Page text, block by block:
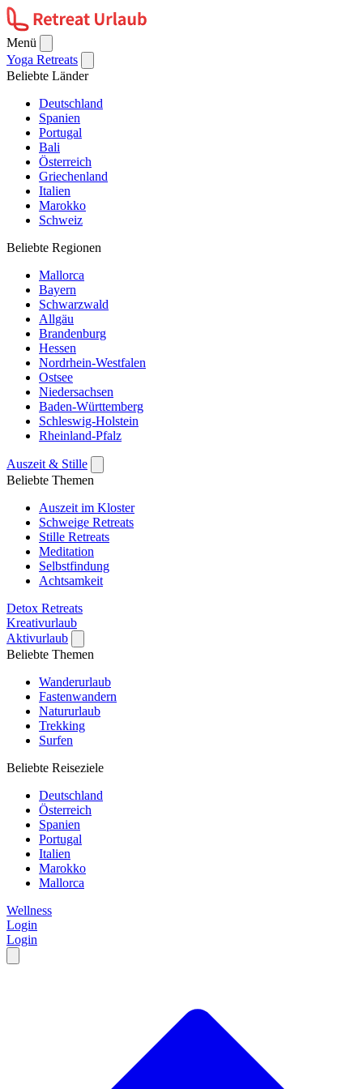
Menü
Yoga Retreats
Beliebte Länder
Deutschland
Spanien
Portugal
Bali
Österreich
Griechenland
Italien
Marokko
Schweiz
Beliebte Regionen
Mallorca
Bayern
Schwarzwald
Allgäu
Brandenburg
Hessen
Nordrhein-Westfalen
Ostsee
Niedersachsen
Baden-Württemberg
Schleswig-Holstein
Rheinland-Pfalz
Auszeit & Stille
Beliebte Themen
Auszeit im Kloster
Schweige Retreats
Stille Retreats
Meditation
Selbstfindung
Achtsamkeit
Detox Retreats
Kreativurlaub
Aktivurlaub
Beliebte Themen
Wanderurlaub
Fastenwandern
Natururlaub
Trekking
Surfen
Beliebte Reiseziele
Deutschland
Österreich
Spanien
Portugal
Italien
Marokko
Mallorca
Wellness
Login
Login